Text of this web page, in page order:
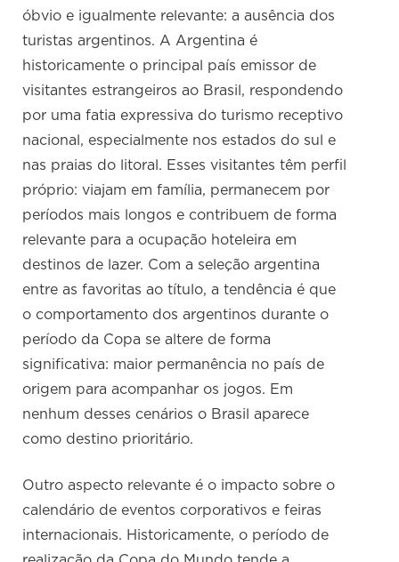
óbvio e igualmente relevante: a ausência dos
turistas argentinos. A Argentina é
historicamente o principal país emissor de
visitantes estrangeiros ao Brasil, respondendo
por uma fatia expressiva do turismo receptivo
nacional, especialmente nos estados do sul e
nas praias do litoral. Esses visitantes têm perfil
próprio: viajam em família, permanecem por
períodos mais longos e contribuem de forma
relevante para a ocupação hoteleira em
destinos de lazer. Com a seleção argentina
entre as favoritas ao título, a tendência é que
o comportamento dos argentinos durante o
período da Copa se altere de forma
significativa: maior permanência no país de
origem para acompanhar os jogos. Em
nenhum desses cenários o Brasil aparece
como destino prioritário.
Outro aspecto relevante é o impacto sobre o
calendário de eventos corporativos e feiras
internacionais. Historicamente, o período de